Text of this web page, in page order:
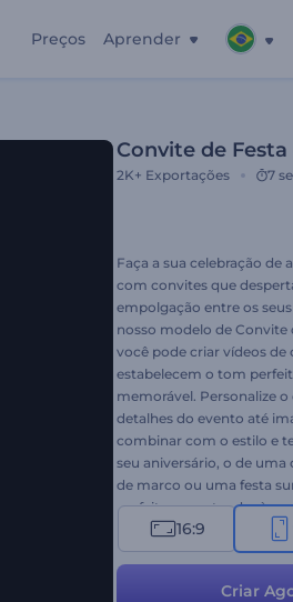
Preços Aprender
Convite de
2K+ Exportações 7
Faça a sua celebração de
com convites que
empolgação entre os
nosso modelo de Convite
você pode criar vídeos
estabelecem o tom
memorável. Personalize
detalhes do evento até
combinar com o estilo e
seu aniversário, o de uma
de marco ou uma festa
perfeito para atender às
agora e torne a sua
notável!
16:9
Criar